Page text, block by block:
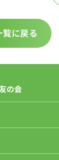
覧に戻る
の会